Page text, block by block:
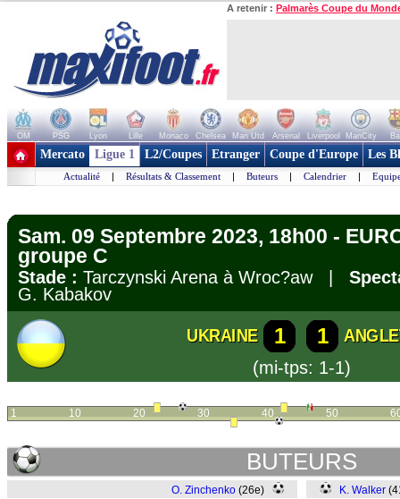
A retenir : Palmarès Coupe du
OM PSG Lyon Lille Monaco Chelsea Man Utd Arsenal Liverpool ManCity
+ de clubs
Mercato Ligue 1 L2/Coupes Etranger Coupe d'Europe Les
Actualité | Résultats & Classement | Buteurs | Calendrier |
Sam. 09 Septembre 2023, 18h00 -
groupe C
Stade : Tarczynski Arena à Wroc?aw |
G. Kabakov
UKRAINE 1 1
(mi-tps: 1-1)
1 10 20 30 40 50
BUTEURS
O. Zinchenko (26e) K. Walker